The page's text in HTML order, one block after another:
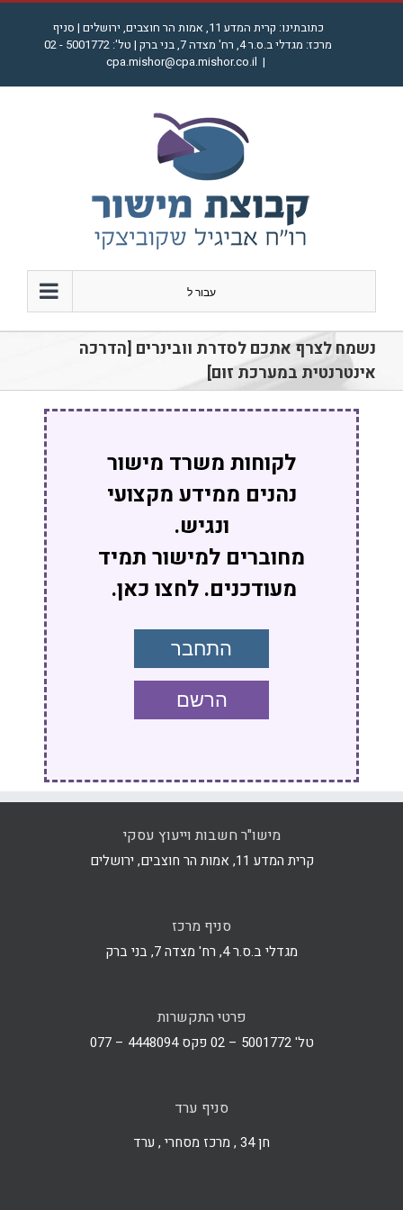
דלג
כתובתינו: קרית המדע 11, אמות הר חוצבים, ירושלים | סניף
מרכז: מגדלי ב.ס.ר 4, רח' מצדה 7, בני ברק | טל': 5001772 - 02
|
cpa.mishor@cpa.mishor.co.il
עבור ל
נשמח לצרף אתכם לסדרת וובינרים [הדרכה
אינטרנטית במערכת זום]
לקוחות משרד מישור
נהנים ממידע מקצועי
ונגיש.
מחוברים למישור תמיד
מעודכנים. לחצו כאן.
התחבר
הרשם
מישו"ר חשבות וייעוץ עסקי
קרית המדע 11, אמות הר חוצבים, ירושלים
סניף מרכז
מגדלי ב.ס.ר 4, רח' מצדה 7, בני ברק
פרטי התקשרות
טל' 5001772 – 02 פקס 4448094 – 077
סניף ערד
חן 34 , מרכז מסחרי , ערד